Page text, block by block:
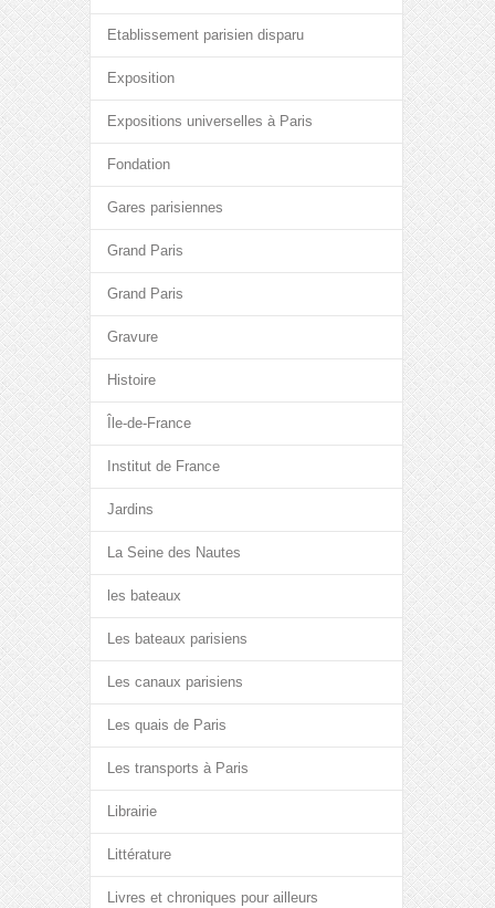
Etablissement parisien disparu
Exposition
Expositions universelles à Paris
Fondation
Gares parisiennes
Grand Paris
Grand Paris
Gravure
Histoire
Île-de-France
Institut de France
Jardins
La Seine des Nautes
les bateaux
Les bateaux parisiens
Les canaux parisiens
Les quais de Paris
Les transports à Paris
Librairie
Littérature
Livres et chroniques pour ailleurs